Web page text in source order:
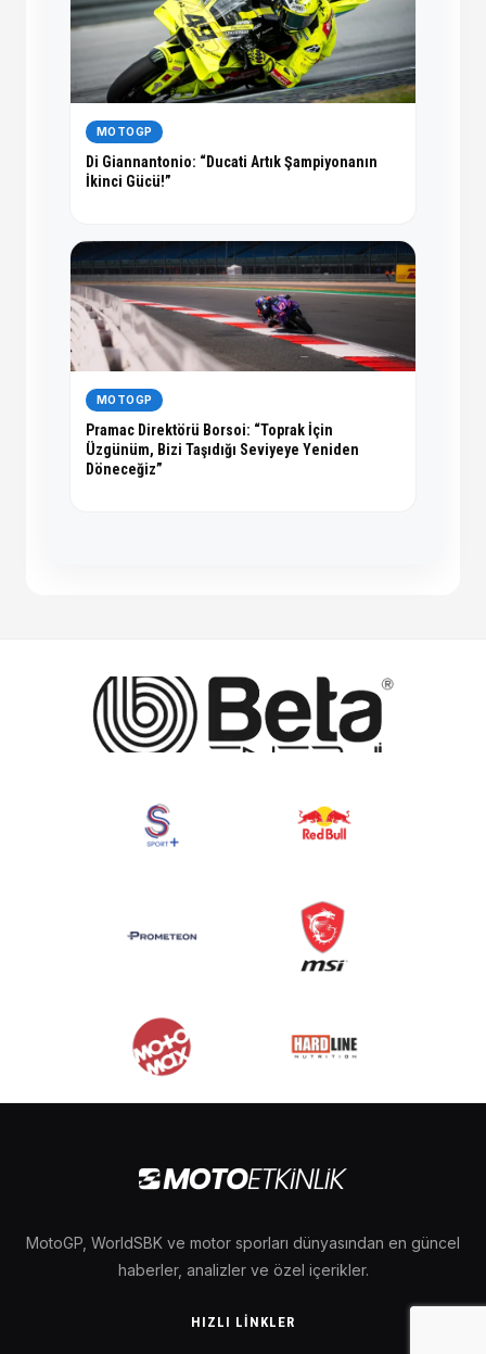
MOTOGP
Di Giannantonio: “Ducati Artık Şampiyonanın
İkinci Gücü!”
MOTOGP
Pramac Direktörü Borsoi: “Toprak İçin
Üzgünüm, Bizi Taşıdığı Seviyeye Yeniden
Döneceğiz”
MotoGP, WorldSBK ve motor sporları dünyasından en güncel
haberler, analizler ve özel içerikler.
HIZLI LINKLER